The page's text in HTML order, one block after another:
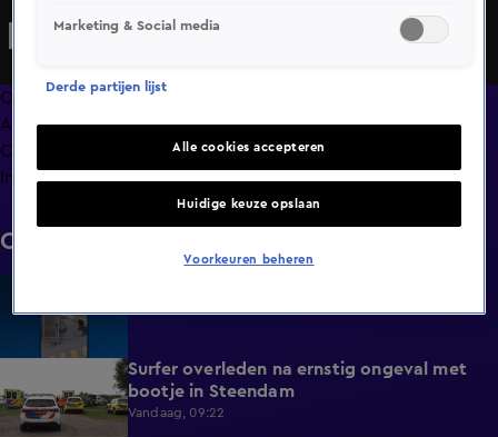
die overleed aan nierfalen, waarschijnlijk door antivries.
buurt gestorven met symptomen die wijzen op
Overzicht
Afleveringen
Clips
Info
Clips
Surfer overleden na ernstig ongeval met
bootje in Steendam
Vandaag, 09:22
Marketing & Social media
Derde partijen lijst
Alle cookies accepteren
Huidige keuze opslaan
Voorkeuren beheren